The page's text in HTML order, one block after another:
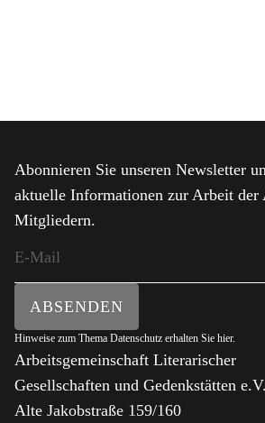
Abonnieren Sie unseren Newsletter
aktuelle Informationen zur Arbeit
Mitgliedern.
ABSENDEN
Hinweise zum Thema Datenschutz erhalten Sie hier.
Arbeitsgemeinschaft Literarischer
Gesellschaften und Gedenkstätten
Alte Jakobstraße 159/160